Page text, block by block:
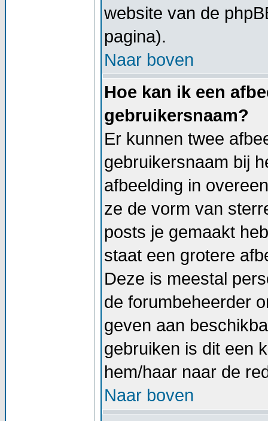
website van de
pagina).
Naar boven
Hoe kan ik een
gebruikersnaam?
Er kunnen twee
gebruikersnaam bij
afbeelding in
ze de vorm van
posts je gemaakt
staat een grotere
Deze is meestal
de forumbeheerder
geven aan
gebruiken is dit een
hem/haar naar de
Naar boven